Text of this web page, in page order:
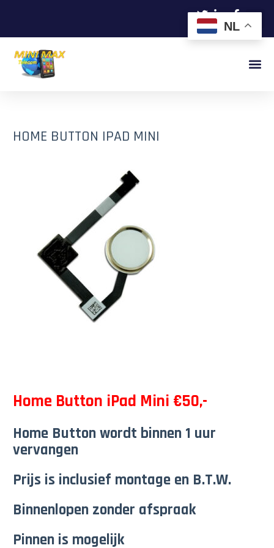
HOME BUTTON IPAD MINI
Home Button iPad Mini €50,-
Home Button wordt binnen 1 uur
vervangen
Prijs is inclusief montage en B.T.W.
Binnenlopen zonder afspraak
Pinnen is mogelijk
NL